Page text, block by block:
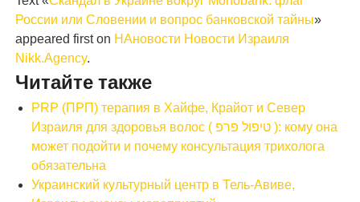
России или Словении и вопрос банковской тайны»
appeared first on НАновости Новости Израиля
Nikk.Agency.
Читайте также
PRP (ПРП) терапия в Хайфе, Крайот и Север
Израиля для здоровья волос ( טיפול פרפ ): кому она
может подойти и почему консультация трихолога
обязательна
Украинский культурный центр в Тель-Авиве,